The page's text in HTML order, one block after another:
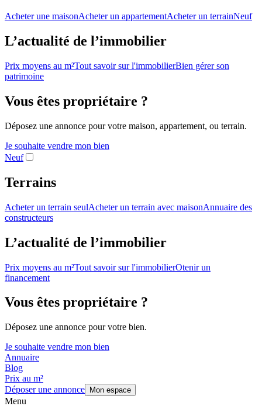
Acheter une maisonAcheter un appartementAcheter un terrainNeuf
L’actualité de l’immobilier
Prix moyens au m²Tout savoir sur l'immobilierBien gérer son
patrimoine
Vous êtes propriétaire ?
Déposez une annonce pour votre maison, appartement, ou terrain.
Je souhaite vendre mon bien
Neuf
Terrains
Acheter un terrain seulAcheter un terrain avec maisonAnnuaire des
constructeurs
L’actualité de l’immobilier
Prix moyens au m²Tout savoir sur l'immobilierOtenir un
financement
Vous êtes propriétaire ?
Déposez une annonce pour votre bien.
Je souhaite vendre mon bien
Annuaire
Blog
Prix au m²
Déposer une annonce
Mon espace
Menu